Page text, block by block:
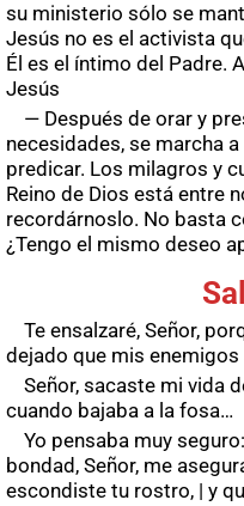
su ministerio sólo se
Jesús no es el activista
Él es el íntimo del Padre.
Jesús
— Después de orar y
necesidades, se marcha
predicar. Los milagros y
Reino de Dios está entre
recordárnoslo. No basta
¿Tengo el mismo deseo
Te ensalzaré, Señor,
dejado que mis
Señor, sacaste mi vida
cuando bajaba a la fosa…
Yo pensaba muy
bondad, Señor, me
escondiste tu rostro, | y